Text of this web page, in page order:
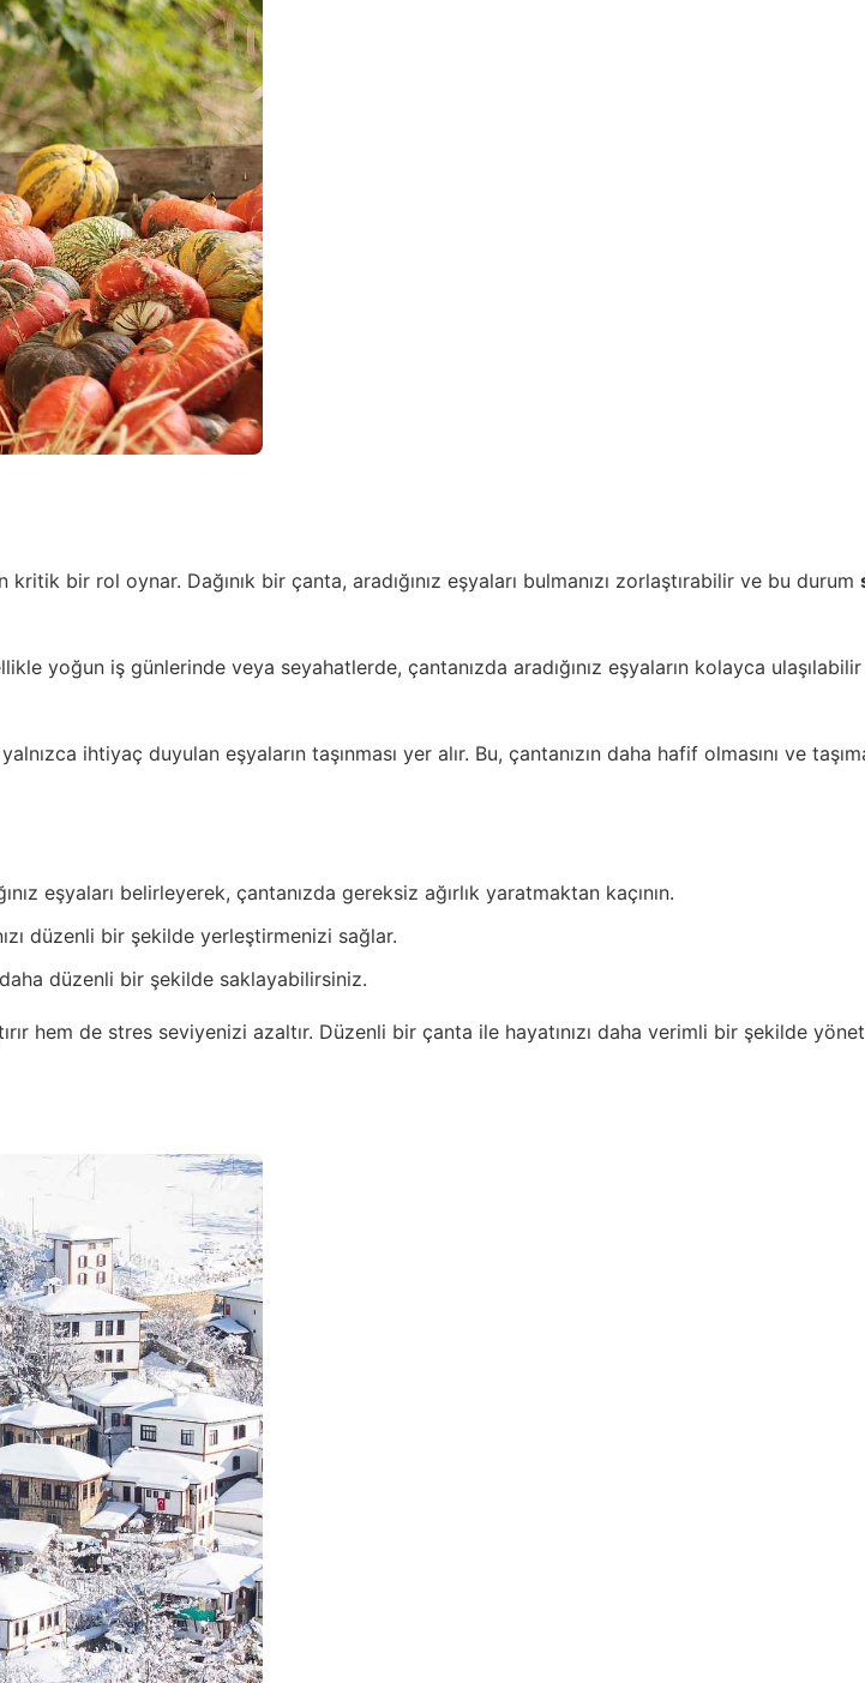
kritik bir rol oynar. Dağınık bir çanta, aradığınız eşyaları bulmanızı zorlaştırabilir ve bu durum
yoğun iş günlerinde veya seyahatlerde, çantanızda aradığınız eşyaların kolayca
ihtiyaç duyulan eşyaların taşınması yer alır. Bu, çantanızın daha hafif olmasını ve
eşyaları belirleyerek, çantanızda gereksiz ağırlık yaratmaktan kaçının.
düzenli bir şekilde yerleştirmenizi sağlar.
düzenli bir şekilde saklayabilirsiniz.
hem de stres seviyenizi azaltır. Düzenli bir çanta ile hayatınızı daha verimli bir şekilde